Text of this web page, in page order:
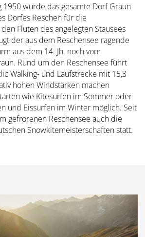
1950 wurde das gesamte Dorf Graun
Dorfes Reschen für die
Fluten des angelegten Stausees
der aus dem Reschensee ragende
aus dem 14. Jh. noch vom
Rund um den Reschensee führt
Walking- und Laufstrecke mit 15,3
hohen Windstärken machen
wie Kitesurfen im Sommer oder
und Eissurfen im Winter möglich. Seit
gefrorenen Reschensee auch die
Snowkitemeisterschaften statt.